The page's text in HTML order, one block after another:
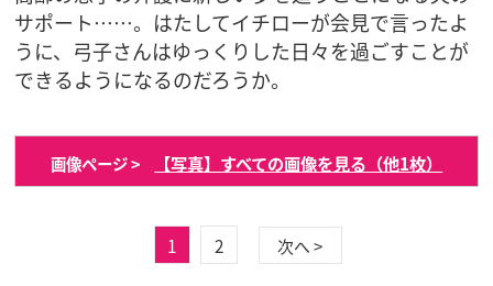
サポート……。はたしてイチローが会見で言ったよ
うに、弓子さんはゆっくりした日々を過ごすことが
できるようになるのだろうか。
画像ページ > 【写真】すべての画像を見る（他1枚）
1 2 次へ >